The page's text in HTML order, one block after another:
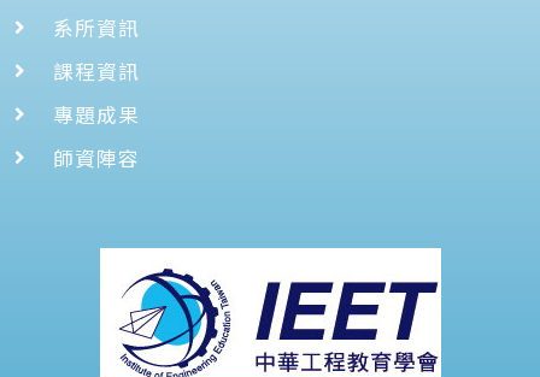
系所資訊
課程資訊
專題成果
師資陣容